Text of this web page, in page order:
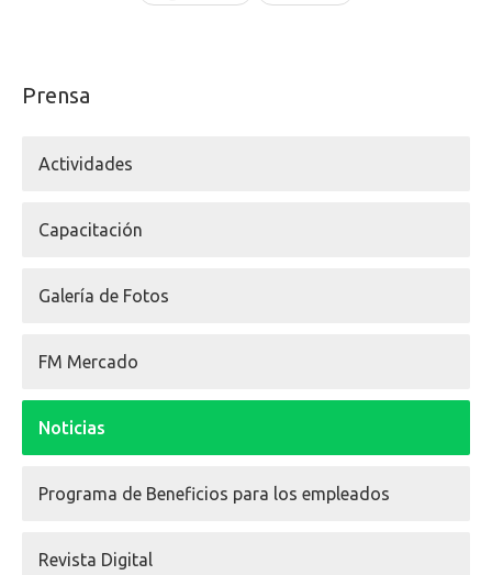
Prensa
Actividades
Capacitación
Galería de Fotos
FM Mercado
Noticias
Programa de Beneficios para los empleados
Revista Digital